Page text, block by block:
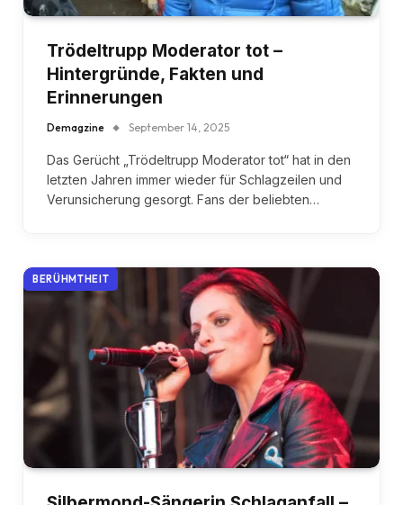
Trödeltrupp Moderator tot –
Hintergründe, Fakten und
Erinnerungen
Demagzine September 14, 2025
Das Gerücht „Trödeltrupp Moderator tot“ hat in den
letzten Jahren immer wieder für Schlagzeilen und
Verunsicherung gesorgt. Fans der beliebten…
BERÜHMTHEIT